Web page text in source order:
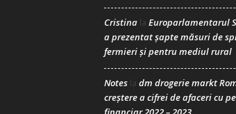
Cristina la Europarlamentarul
a prezentat șapte măsuri de
fermieri și pentru mediul rural
Notes la dm drogerie markt
creștere a cifrei de afaceri cu